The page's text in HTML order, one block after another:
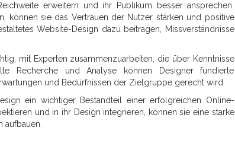
erweitern und ihr Publikum besser ansprechen.
können sie das Vertrauen der Nutzer stärken und positive
Website-Design dazu beitragen, Missverständnisse
mit Experten zusammenzuarbeiten, die über Kenntnisse
Recherche und Analyse können Designer fundierte
und Bedürfnissen der Zielgruppe gerecht wird.
ein wichtiger Bestandteil einer erfolgreichen Online-
und in ihr Design integrieren, können sie eine starke
aufbauen.